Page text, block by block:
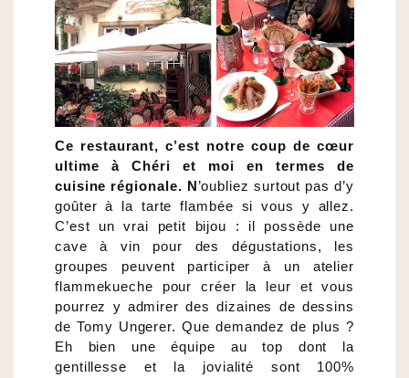
Ce restaurant, c’est notre coup de cœur
ultime à Chéri et moi en termes de
cuisine régionale. N’oubliez surtout pas d’y
goûter à la tarte flambée si vous y allez.
C’est un vrai petit bijou : il possède une
cave à vin pour des dégustations, les
groupes peuvent participer à un atelier
flammekueche pour créer la leur et vous
pourrez y admirer des dizaines de dessins
de Tomy Ungerer. Que demandez de plus ?
Eh bien une équipe au top dont la
gentillesse et la jovialité sont 100%